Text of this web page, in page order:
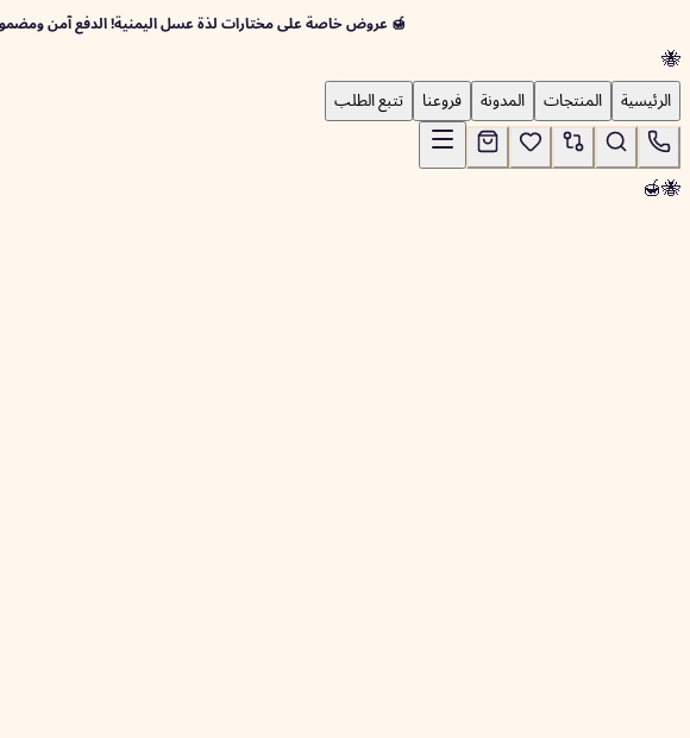
🍯 عروض خاصة على مختارات لذة عسل اليمنية! الدفع آمن ومضمون 📦
🐝
الرئيسية المنتجات المدونة فروعنا تتبع الطلب
🐝
🍯